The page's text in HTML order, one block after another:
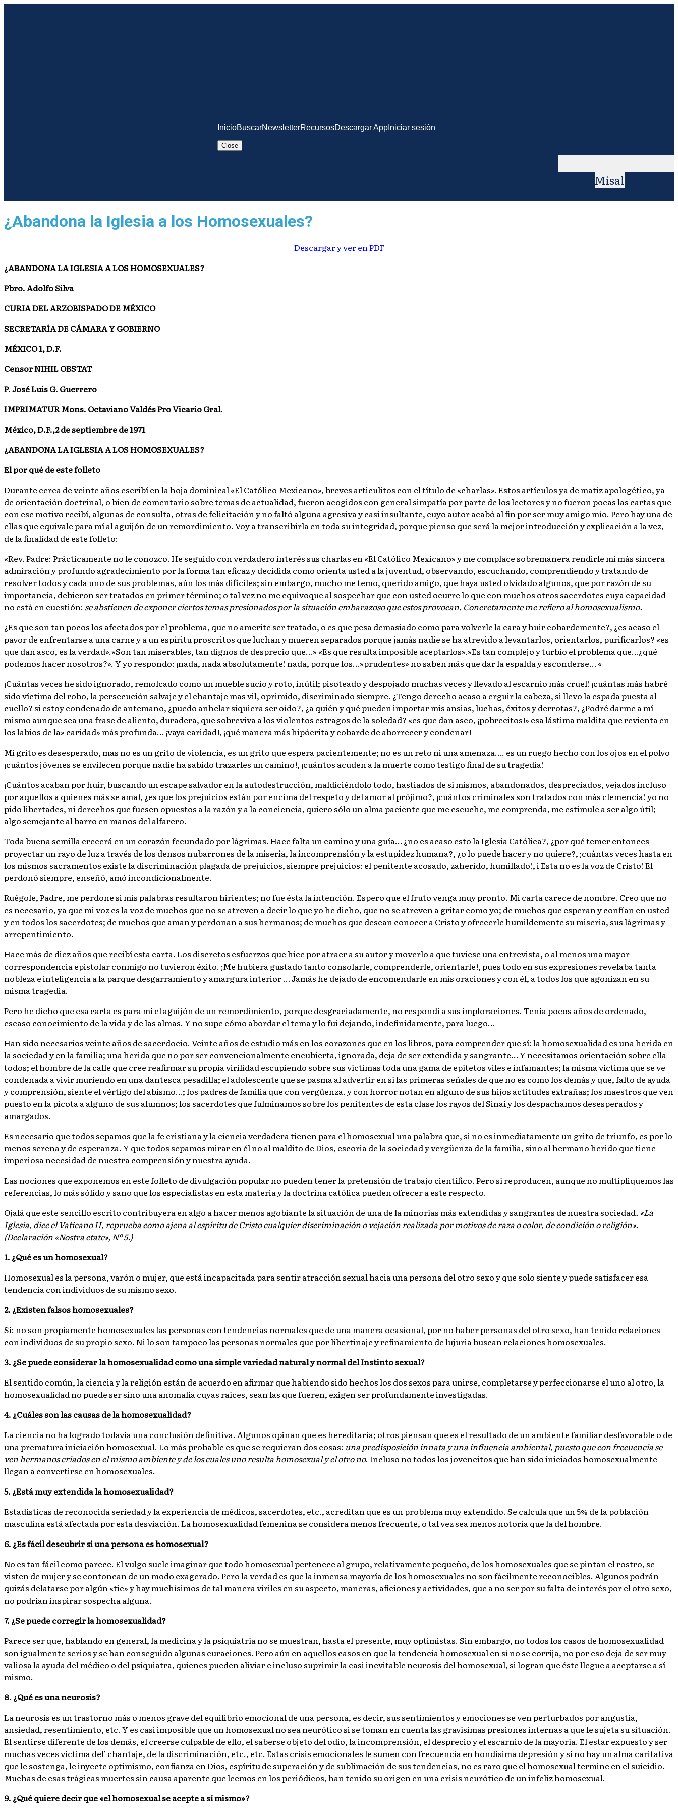
InicioBuscarNewsletterRecursosDescargar App Iniciar sesión
Close
Misal
¿Abandona la Iglesia a los Homosexuales?
Descargar y ver en PDF
¿ABANDONA LA IGLESIA A LOS HOMOSEXUALES?
Pbro. Adolfo Silva
CURIA DEL ARZOBISPADO DE MÉXICO
SECRETARÍA DE CÁMARA Y GOBIERNO
MÉXICO 1, D.F.
Censor NIHIL OBSTAT
P. José Luis G. Guerrero
IMPRIMATUR Mons. Octaviano Valdés Pro Vicario Gral.
México, D.F.,2 de septiembre de 1971
¿ABANDONA LA IGLESIA A LOS HOMOSEXUALES?
El por qué de este folleto
Durante cerca de veinte años escribí en la hoja dominical «El Católico Mexicano», breves articulitos con el título de «charlas». Estos artículos ya de matiz apologético, ya
de orientación doctrinal, o bien de comentario sobre temas de actualidad, fueron acogidos con general simpatía por parte de los lectores y no fueron pocas las cartas que
con ese motivo recibí, algunas de consulta, otras de felicitación y no faltó alguna agresiva y casi insultante, cuyo autor acabó al fin por ser muy amigo mío. Pero hay una de
ellas que equivale para mí al aguijón de un remordimiento. Voy a transcribirla en toda su integridad, porque pienso que será la mejor introducción y explicación a la vez,
de la finalidad de este folleto:
«Rev. Padre: Prácticamente no le conozco. He seguido con verdadero interés sus charlas en «El Católico Mexicano» y me complace sobremanera rendirle mi más sincera
admiración y profundo agradecimiento por la forma tan eficaz y decidida como orienta usted a la juventud, observando, escuchando, comprendiendo y tratando de
resolver todos y cada uno de sus problemas, aún los más difíciles; sin embargo, mucho me temo, querido amigo, que haya usted olvidado algunos, que por razón de su
importancia, debieron ser tratados en primer término; o tal vez no me equivoque al sospechar que con usted ocurre lo que con muchos otros sacerdotes cuya capacidad
no está en cuestión: se abstienen de exponer ciertos temas presionados por la situación embarazoso que estos provocan. Concretamente me refiero al homosexualismo.
¿Es que son tan pocos los afectados por el problema, que no amerite ser tratado, o es que pesa demasiado como para volverle la cara y huir cobardemente?, ¿es acaso el
pavor de enfrentarse a una carne y a un espíritu proscritos que luchan y mueren separados porque jamás nadie se ha atrevido a levantarlos, orientarlos, purificarlos? «es
que dan asco, es la verdad».»Son tan miserables, tan dignos de desprecio que…» «Es que resulta imposible aceptarlos».»Es tan complejo y turbio el problema que…¿qué
podemos hacer nosotros?». Y yo respondo: ¡nada, nada absolutamente! nada, porque los…»prudentes» no saben más que dar la espalda y esconderse… «
¡Cuántas veces he sido ignorado, remolcado como un mueble sucio y roto, inútil; pisoteado y despojado muchas veces y llevado al escarnio más cruel! ¡cuántas más habré
sido víctima del robo, la persecución salvaje y el chantaje mas vil, oprimido, discriminado siempre. ¿Tengo derecho acaso a erguir la cabeza, si llevo la espada puesta al
cuello? si estoy condenado de antemano, ¿puedo anhelar siquiera ser oído?, ¿a quién y qué pueden importar mis ansias, luchas, éxitos y derrotas?, ¿Podré darme a mí
mismo aunque sea una frase de aliento, duradera, que sobreviva a los violentos estragos de la soledad? «es que dan asco, ¡pobrecitos!» esa lástima maldita que revienta en
los labios de la» caridad» más profunda… ¡vaya caridad!, ¡qué manera más hipócrita y cobarde de aborrecer y condenar!
Mi grito es desesperado, mas no es un grito de violencia, es un grito que espera pacientemente; no es un reto ni una amenaza…. es un ruego hecho con los ojos en el polvo
¡cuántos jóvenes se envilecen porque nadie ha sabido trazarles un camino!, ¡cuántos acuden a la muerte como testigo final de su tragedia!
¡Cuántos acaban por huir, buscando un escape salvador en la autodestrucción, maldiciéndolo todo, hastiados de sí mismos, abandonados, despreciados, vejados incluso
por aquellos a quienes más se ama!, ¿es que los prejuicios están por encima del respeto y del amor al prójimo?, ¡cuántos criminales son tratados con más clemencia! yo no
pido libertades, ni derechos que fuesen opuestos a la razón y a la conciencia, quiero sólo un alma paciente que me escuche, me comprenda, me estimule a ser algo útil;
algo semejante al barro en manos del alfarero.
Toda buena semilla crecerá en un corazón fecundado por lágrimas. Hace falta un camino y una guía… ¿no es acaso esto la Iglesia Católica?, ¿por qué temer entonces
proyectar un rayo de luz a través de los densos nubarrones de la miseria, la incomprensión y la estupidez humana?, ¿o lo puede hacer y no quiere?, ¡cuántas veces hasta en
los mismos sacramentos existe la discriminación plagada de prejuicios, siempre prejuicios: el penitente acosado, zaherido, humillado!, i Esta no es la voz de Cristo! El
perdonó siempre, enseñó, amó incondicionalmente.
Ruégole, Padre, me perdone si mis palabras resultaron hirientes; no fue ésta la intención. Espero que el fruto venga muy pronto. Mi carta carece de nombre. Creo que no
es necesario, ya que mi voz es la voz de muchos que no se atreven a decir lo que yo he dicho, que no se atreven a gritar como yo; de muchos que esperan y confían en usted
y en todos los sacerdotes; de muchos que aman y perdonan a sus hermanos; de muchos que desean conocer a Cristo y ofrecerle humildemente su miseria, sus lágrimas y
arrepentimiento.
Hace más de diez años que recibí esta carta. Los discretos esfuerzos que hice por atraer a su autor y moverlo a que tuviese una entrevista, o al menos una mayor
correspondencia epistolar conmigo no tuvieron éxito. ¡Me hubiera gustado tanto consolarle, comprenderle, orientarle!, pues todo en sus expresiones revelaba tanta
nobleza e inteligencia a la parque desgarramiento y amargura interior … Jamás he dejado de encomendarle en mis oraciones y con él, a todos los que agonizan en su
misma tragedia.
Pero he dicho que esa carta es para mí el aguijón de un remordimiento, porque desgraciadamente, no respondí a sus imploraciones. Tenía pocos años de ordenado,
escaso conocimiento de la vida y de las almas. Y no supe cómo abordar el tema y lo fui dejando, indefinidamente, para luego…
Han sido necesarios veinte años de sacerdocio. Veinte años de estudio más en los corazones que en los libros, para comprender que sí: la homosexualidad es una herida en
la sociedad y en la familia; una herida que no por ser convencionalmente encubierta, ignorada, deja de ser extendida y sangrante… Y necesitamos orientación sobre ella
todos; el hombre de la calle que cree reafirmar su propia virilidad escupiendo sobre sus víctimas toda una gama de epítetos viles e infamantes; la misma víctima que se ve
condenada a vivir muriendo en una dantesca pesadilla; el adolescente que se pasma al advertir en sí las primeras señales de que no es como los demás y que, falto de ayuda
y comprensión, siente el vértigo del abismo…; los padres de familia que con vergüenza. y con horror notan en alguno de sus hijos actitudes extrañas; los maestros que ven
puesto en la picota a alguno de sus alumnos; los sacerdotes que fulminamos sobre los penitentes de esta clase los rayos del Sinaí y los despachamos desesperados y
amargados.
Es necesario que todos sepamos que la fe cristiana y la ciencia verdadera tienen para el homosexual una palabra que, si no es inmediatamente un grito de triunfo, es por lo
menos serena y de esperanza. Y que todos sepamos mirar en él no al maldito de Dios, escoria de la sociedad y vergüenza de la familia, sino al hermano herido que tiene
imperiosa necesidad de nuestra comprensión y nuestra ayuda.
Las nociones que exponemos en este folleto de divulgación popular no pueden tener la pretensión de trabajo científico. Pero sí reproducen, aunque no multipliquemos las
referencias, lo más sólido y sano que los especialistas en esta materia y la doctrina católica pueden ofrecer a este respecto.
Ojalá que este sencillo escrito contribuyera en algo a hacer menos agobiante la situación de una de la minorías más extendidas y sangrantes de nuestra sociedad. «La
Iglesia, dice el Vaticano II, reprueba como ajena al espíritu de Cristo cualquier discriminación o vejación realizada por motivos de raza o color, de condición o religión».
(Declaración «Nostra etate», Nº 5.)
1. ¿Qué es un homosexual?
Homosexual es la persona, varón o mujer, que está incapacitada para sentir atracción sexual hacia una persona del otro sexo y que solo siente y puede satisfacer esa
tendencia con individuos de su mismo sexo.
2. ¿Existen falsos homosexuales?
Sí: no son propiamente homosexuales las personas con tendencias normales que de una manera ocasional, por no haber personas del otro sexo, han tenido relaciones
con individuos de su propio sexo. Ni lo son tampoco las personas normales que por libertinaje y refinamiento de lujuria buscan relaciones homosexuales.
3. ¿Se puede considerar la homosexualidad como una simple variedad natural y normal del Instinto sexual?
El sentido común, la ciencia y la religión están de acuerdo en afirmar que habiendo sido hechos los dos sexos para unirse, completarse y perfeccionarse el uno al otro, la
homosexualidad no puede ser sino una anomalía cuyas raíces, sean las que fueren, exigen ser profundamente investigadas.
4. ¿Cuáles son las causas de la homosexualidad?
La ciencia no ha logrado todavía una conclusión definitiva. Algunos opinan que es hereditaria; otros piensan que es el resultado de un ambiente familiar desfavorable o de
una prematura iniciación homosexual. Lo más probable es que se requieran dos cosas: una predisposición innata y una influencia ambiental, puesto que con frecuencia se
ven hermanos criados en el mismo ambiente y de los cuales uno resulta homosexual y el otro no. Incluso no todos los jovencitos que han sido iniciados homosexualmente
llegan a convertirse en homosexuales.
5. ¿Está muy extendida la homosexualidad?
Estadísticas de reconocida seriedad y la experiencia de médicos, sacerdotes, etc., acreditan que es un problema muy extendido. Se calcula que un 5% de la población
masculina está afectada por esta desviación. La homosexualidad femenina se considera menos frecuente, o tal vez sea menos notoria que la del hombre.
6. ¿Es fácil descubrir si una persona es homosexual?
No es tan fácil como parece. El vulgo suele imaginar que todo homosexual pertenece al grupo, relativamente pequeño, de los homosexuales que se pintan el rostro, se
visten de mujer y se contonean de un modo exagerado. Pero la verdad es que la inmensa mayoría de los homosexuales no son fácilmente reconocibles. Algunos podrán
quizás delatarse por algún «tic» y hay muchísimos de tal manera viriles en su aspecto, maneras, aficiones y actividades, que a no ser por su falta de interés por el otro sexo,
no podrían inspirar sospecha alguna.
7. ¿Se puede corregir la homosexualidad?
Parece ser que, hablando en general, la medicina y la psiquiatría no se muestran, hasta el presente, muy optimistas. Sin embargo, no todos los casos de homosexualidad
son igualmente serios y se han conseguido algunas curaciones. Pero aún en aquellos casos en que la tendencia homosexual en sí no se corrija, no por eso deja de ser muy
valiosa la ayuda del médico o del psiquiatra, quienes pueden aliviar e incluso suprimir la casi inevitable neurosis del homosexual, si logran que éste llegue a aceptarse a sí
mismo.
8. ¿Qué es una neurosis?
La neurosis es un trastorno más o menos grave del equilibrio emocional de una persona, es decir, sus sentimientos y emociones se ven perturbados por angustia,
ansiedad, resentimiento, etc. Y es casi imposible que un homosexual no sea neurótico si se toman en cuenta las gravísimas presiones internas a que le sujeta su situación.
El sentirse diferente de los demás, el creerse culpable de ello, el saberse objeto del odio, la incomprensión, el desprecio y el escarnio de la mayoría. El estar expuesto y ser
muchas veces víctima del’ chantaje, de la discriminación, etc., etc. Estas crisis emocionales le sumen con frecuencia en hondísima depresión y sí no hay un alma caritativa
que le sostenga, le inyecte optimismo, confianza en Dios, espíritu de superación y de sublimación de sus tendencias, no es raro que el homosexual termine en el suicidio.
Muchas de esas trágicas muertes sin causa aparente que leemos en los periódicos, han tenido su origen en una crisis neurótico de un infeliz homosexual.
9. ¿Qué quiere decir que «el homosexual se acepte a sí mismo»?